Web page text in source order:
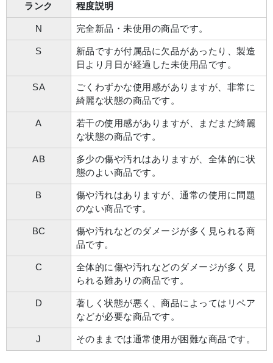
ランク 程度説明
N 完全新品・未使用の商品です。
S
新品ですが付属品に欠品があったり、製造
日より月日が経過した未使用品です。
SA
ごくわずかな使用感がありますが、非常に
綺麗な状態の商品です。
A
若干の使用感がありますが、まだまだ綺麗
な状態の商品です。
AB
多少の傷や汚れはありますが、全体的に状
態のよい商品です。
B
傷や汚れはありますが、通常の使用に問題
のない商品です。
BC
傷や汚れなどのダメージが多く見られる商
品です。
C
全体的に傷や汚れなどのダメージが多く見
られる難ありの商品です。
D
著しく状態が悪く、商品によってはリペア
などが必要な商品です。
J そのままでは通常使用が困難な商品です。